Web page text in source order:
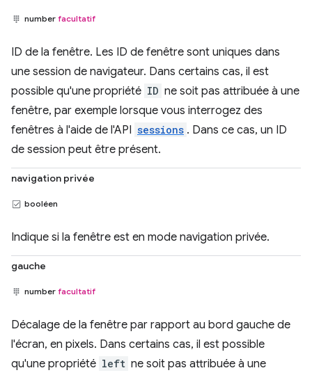
number facultatif
ID de la fenêtre. Les ID de fenêtre sont uniques dans
une session de navigateur. Dans certains cas, il est
possible qu'une propriété ID ne soit pas attribuée à une
fenêtre, par exemple lorsque vous interrogez des
fenêtres à l'aide de l'API sessions . Dans ce cas, un ID
de session peut être présent.
navigation privée
booléen
Indique si la fenêtre est en mode navigation privée.
gauche
number facultatif
Décalage de la fenêtre par rapport au bord gauche de
l'écran, en pixels. Dans certains cas, il est possible
qu'une propriété left ne soit pas attribuée à une